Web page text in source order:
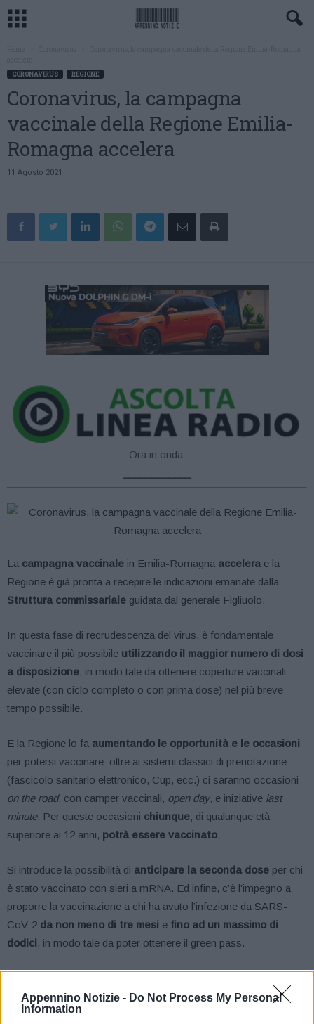
Appennino Notizie - Do Not Process My Personal
Information
CORONAVIRUS REGIONE
Coronavirus, la campagna
vaccinale della Regione Emilia-
Romagna accelera
11 Agosto 2021
Ora in onda:
La campagna vaccinale in Emilia-Romagna accelera e la
Regione è già pronta a recepire le indicazioni emanate dalla
Struttura commissariale guidata dal generale Figliuolo.
In questa fase di recrudescenza del virus, è fondamentale
vaccinare il più possibile utilizzando il maggior numero di dosi
a disposizione, in modo tale da ottenere coperture vaccinali
elevate (con ciclo completo o con prima dose) nel più breve
tempo possibile.
E la Regione lo fa aumentando le opportunità e le occasioni
per potersi vaccinare: oltre ai sistemi classici di prenotazione
(fascicolo sanitario elettronico, Cup, ecc.) ci saranno occasioni
on the road, con camper vaccinali, open day, e iniziative last
minute. Per queste occasioni chiunque, di qualunque età
superiore ai 12 anni, potrà essere vaccinato.
Si introduce la possibilità di anticipare la seconda dose per chi
è stato vaccinato con sieri a mRNA. Ed infine, c’è l’impegno a
proporre la vaccinazione a chi ha avuto l’infezione da SARS-
CoV-2 da non meno di tre mesi e fino ad un massimo di
dodici, in modo tale da poter ottenere il green pass.
seconda metàdel mese diagosto, è previsto unaumento
significativodelle forniture di vaccini